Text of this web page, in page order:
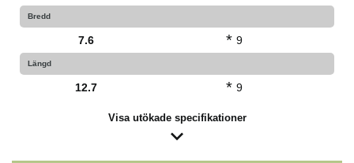
Bredd
7.6 * 9
Längd
12.7 * 9
Visa utökade specifikationer